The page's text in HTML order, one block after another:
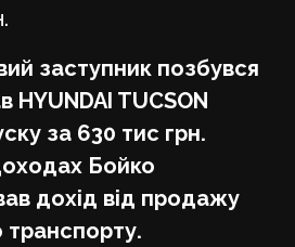
заступник позбувся
HYUNDAI TUCSON
за 630 тис грн.
Бойко
дохід від продажу